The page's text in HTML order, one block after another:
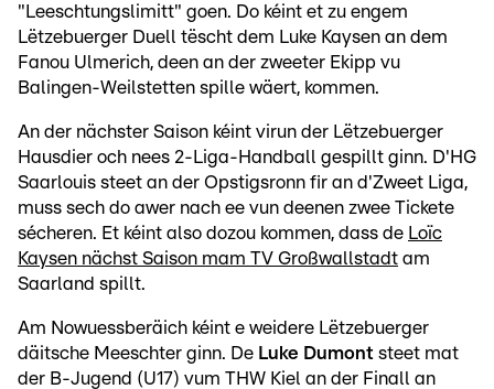
"Leeschtungslimitt" goen. Do kéint et zu engem
Lëtzebuerger Duell tëscht dem Luke Kaysen an dem
Fanou Ulmerich, deen an der zweeter Ekipp vu
Balingen-Weilstetten spille wäert, kommen.
An der nächster Saison kéint virun der Lëtzebuerger
Hausdier och nees 2-Liga-Handball gespillt ginn. D'HG
Saarlouis steet an der Opstigsronn fir an d'Zweet Liga,
muss sech do awer nach ee vun deenen zwee Tickete
sécheren. Et kéint also dozou kommen, dass de Loïc
Kaysen nächst Saison mam TV Großwallstadt am
Saarland spillt.
Am Nowuessberäich kéint e weidere Lëtzebuerger
däitsche Meeschter ginn. De Luke Dumont steet mat
der B-Jugend (U17) vum THW Kiel an der Finall an